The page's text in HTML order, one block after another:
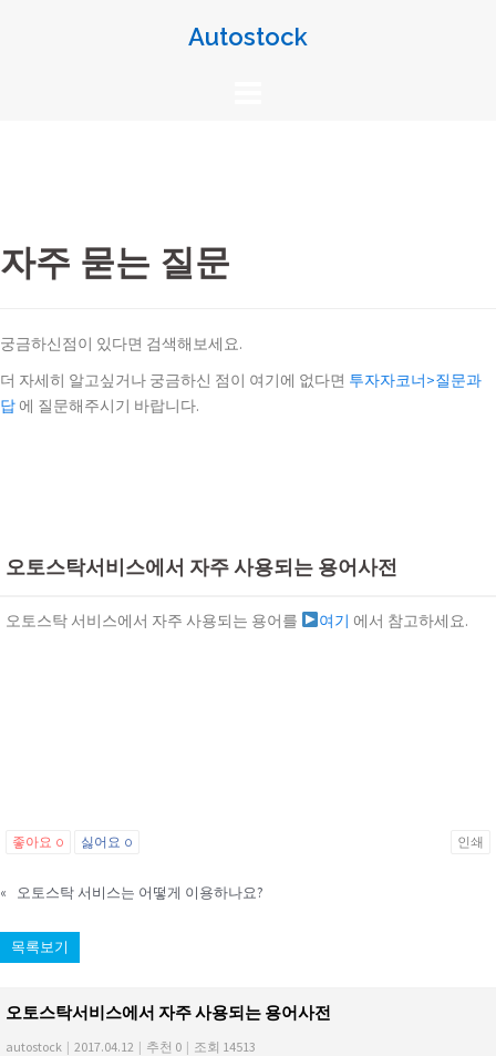
Autostock
자주 묻는 질문
궁금하신점이 있다면 검색해보세요.
더 자세히 알고싶거나 궁금하신 점이 여기에 없다면 투자자코너>질문과
답 에 질문해주시기 바랍니다.
오토스탁서비스에서 자주 사용되는 용어사전
오토스탁 서비스에서 자주 사용되는 용어를 여기 에서 참고하세요.
좋아요 0 싫어요 0 인쇄
« 오토스탁 서비스는 어떻게 이용하나요?
목록보기
오토스탁서비스에서 자주 사용되는 용어사전
autostock | 2017.04.12 | 추천 0 | 조회 14513